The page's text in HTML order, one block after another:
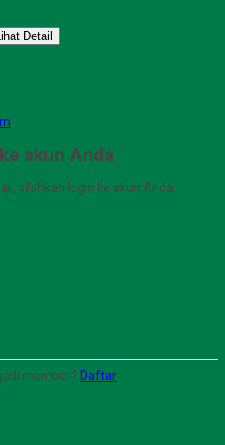
Detail
akun Anda
silahkan login ke akun Anda.
member? Daftar